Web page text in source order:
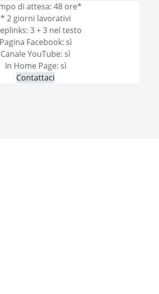
di attesa: 48 ore*
* 2 giorni lavorativi
3 + 3 nel testo
Pagina Facebook: sì
Canale YouTube: sì
In Home Page: sì
Contattaci